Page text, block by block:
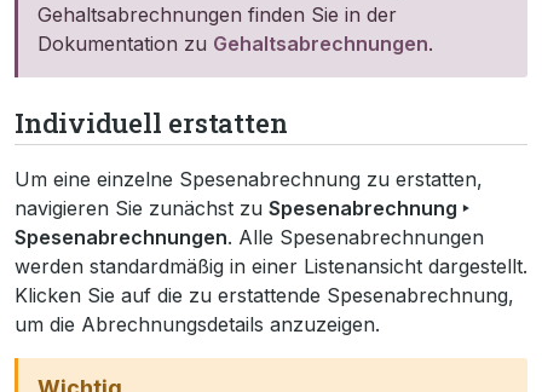
Gehaltsabrechnungen finden Sie in der
Dokumentation zu Gehaltsabrechnungen.
Individuell erstatten
Um eine einzelne Spesenabrechnung zu erstatten,
navigieren Sie zunächst zu Spesenabrechnung ‣
Spesenabrechnungen. Alle Spesenabrechnungen
werden standardmäßig in einer Listenansicht dargestellt.
Klicken Sie auf die zu erstattende Spesenabrechnung,
um die Abrechnungsdetails anzuzeigen.